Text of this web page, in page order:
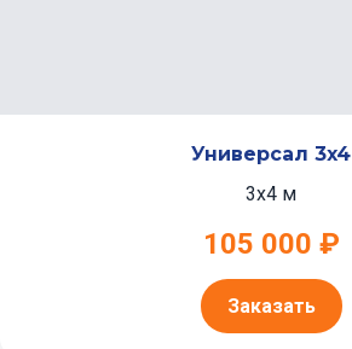
Универсал 3x4
3x4 м
105 000 ₽
Заказать